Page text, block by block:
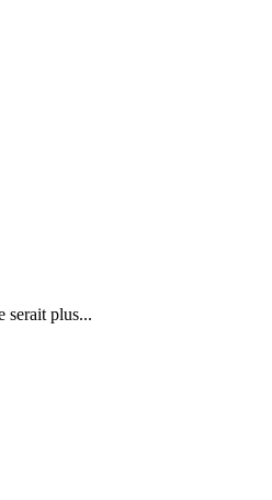
serait plus...